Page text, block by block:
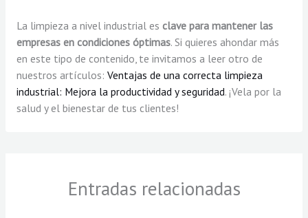
La limpieza a nivel industrial es clave para mantener las
empresas en condiciones óptimas. Si quieres ahondar más
en este tipo de contenido, te invitamos a leer otro de
nuestros artículos: Ventajas de una correcta limpieza
industrial: Mejora la productividad y seguridad. ¡Vela por la
salud y el bienestar de tus clientes!
Entradas relacionadas